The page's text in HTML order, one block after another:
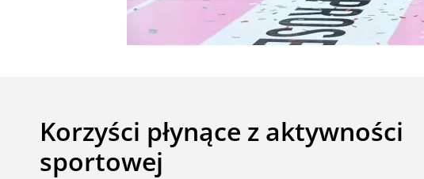
Korzyści płynące z aktywności
sportowej